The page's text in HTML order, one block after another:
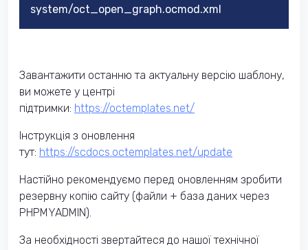
system/oct_open_graph.ocmod.xml
Завантажити останню та актуальну версію шаблону,
ви можете у центрі
підтримки: https://octemplates.net/
Інструкція з оновлення
тут: https://scdocs.octemplates.net/update
Настійно рекомендуємо перед оновленням зробити
резервну копію сайту (файли + база даних через
PHPMYADMIN).
За необхідності звертайтеся до нашої технічної